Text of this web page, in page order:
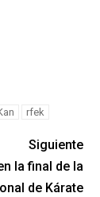
rfek
Siguiente
la final de la
de Kárate